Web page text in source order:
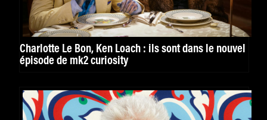
Charlotte Le Bon, Ken Loach : ils sont dans le nouvel
épisode de mk2 curiosity